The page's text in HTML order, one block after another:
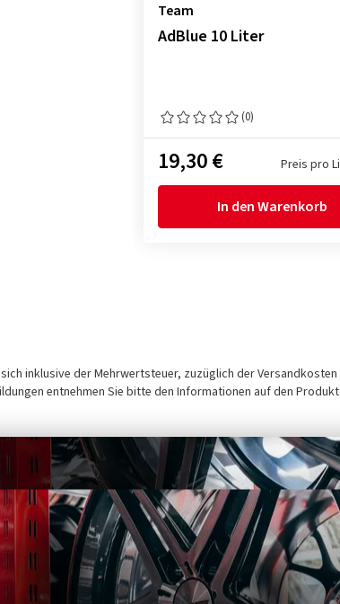
Team
AdBlue 10 Liter
(0)
Preis pro
19,30 €
In den Warenkorb
inklusive der Mehrwertsteuer, zuzüglich der
entnehmen Sie bitte den Informationen auf den